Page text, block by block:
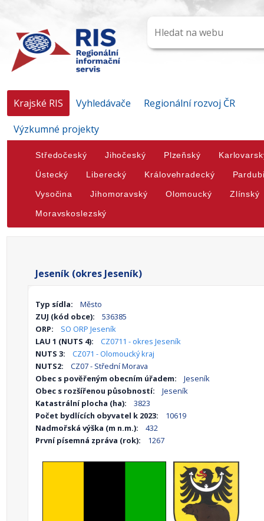
Krajské RIS Vyhledávače
Regionální rozvoj ČR
Výzkumné projekty
Středočeský Jihočeský Plzeňský
Ústecký Liberecký Královehradecký
Vysočina Jihomoravský Olomoucký Zlínský
Moravskoslezský
Jeseník (okres Jeseník)
Typ sídla:
Město
ZUJ (kód obce):
536385
ORP:
SO ORP Jeseník
LAU 1 (NUTS 4):
CZ0711 - okres Jeseník
NUTS 3:
CZ071 - Olomoucký kraj
NUTS2:
CZ07 - Střední Morava
Obec s pověřeným obecním úřadem:
Jeseník
Obec s rozšířenou působností:
Jeseník
Katastrální plocha (ha):
3823
Počet bydlících obyvatel k 2023:
10619
Nadmořská výška (m n.m.):
432
První písemná zpráva (rok):
1267